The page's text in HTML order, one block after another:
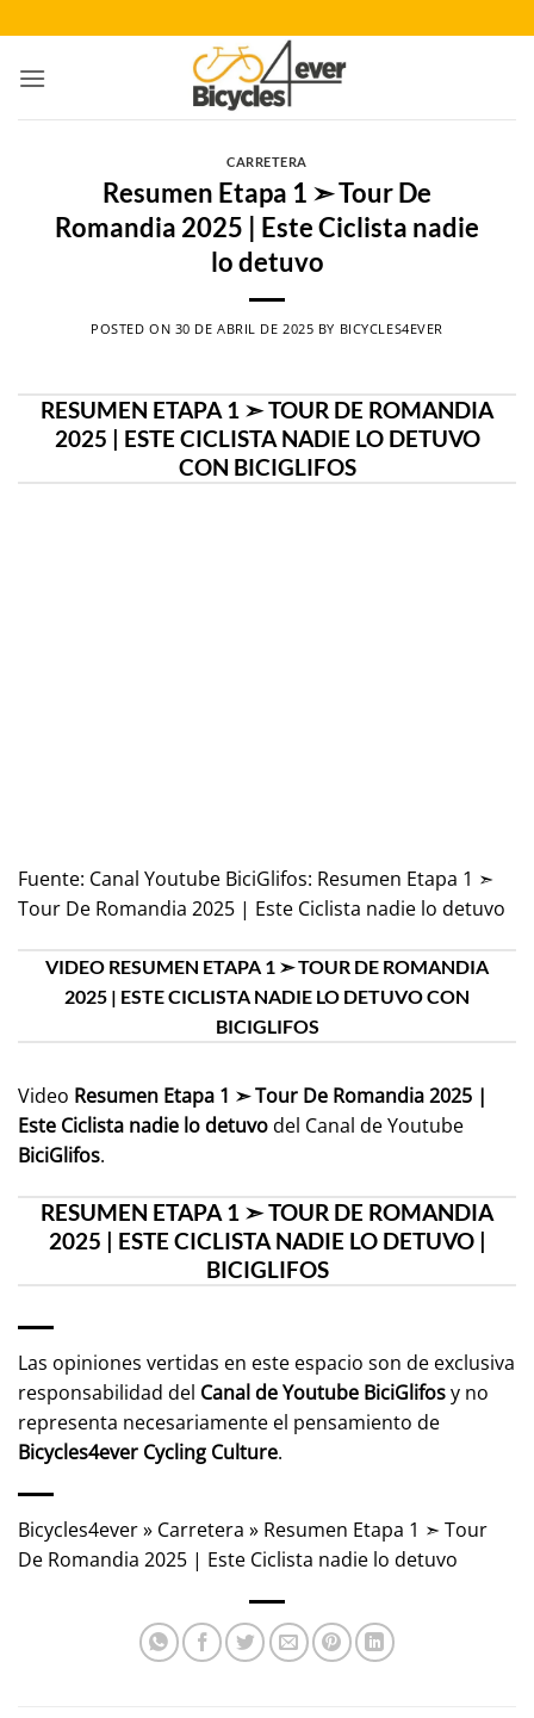
al
contenido
CARRETERA
Resumen Etapa 1 ➣ Tour De
Romandia 2025 | Este Ciclista nadie
lo detuvo
POSTED ON 30 DE ABRIL DE 2025 BY BICYCLES4EVER
RESUMEN ETAPA 1 ➣ TOUR DE ROMANDIA
2025 | ESTE CICLISTA NADIE LO DETUVO
CON BICIGLIFOS
Fuente: Canal Youtube BiciGlifos: Resumen Etapa 1 ➣
Tour De Romandia 2025 | Este Ciclista nadie lo detuvo
VIDEO RESUMEN ETAPA 1 ➣ TOUR DE ROMANDIA
2025 | ESTE CICLISTA NADIE LO DETUVO CON
BICIGLIFOS
Video Resumen Etapa 1 ➣ Tour De Romandia 2025 |
Este Ciclista nadie lo detuvodel Canal de Youtube
BiciGlifos.
RESUMEN ETAPA 1 ➣ TOUR DE ROMANDIA
2025 | ESTE CICLISTA NADIE LO DETUVO |
BICIGLIFOS
Las opiniones vertidas en este espacio son de exclusiva
responsabilidad del Canal de Youtube BiciGlifosy no
representa necesariamente el pensamiento de
Bicycles4ever Cycling Culture.
Bicycles4ever» Carretera » Resumen Etapa 1 ➣ Tour
De Romandia 2025 | Este Ciclista nadie lo detuvo